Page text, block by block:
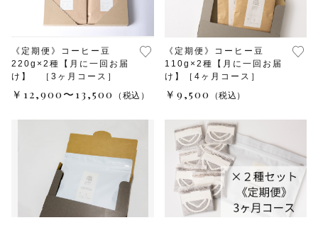
《定期便》コーヒー豆
220g×2種【月に一回お届
け】 ［3ヶ月コース］
￥12,900〜13,500 （税込）
《定期便》コーヒー豆
110g×2種【月に一回お届
け】［4ヶ月コース］
￥9,500 （税込）
ルオントレウナ会員様限定
お楽しみBOX
KUTEのおやつ箱